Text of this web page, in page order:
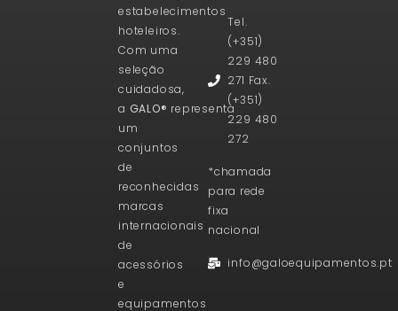
estabelecimentos
hoteleiros.
Com uma
seleção
cuidadosa,
a GALO® representa
um
conjuntos
de
reconhecidas
marcas
internacionais
de
acessórios
e
equipamentos
Tel.
(+351)
229 480
271 Fax.
(+351)
229 480
272
*chamada
para rede
fixa
nacional
info@galoequipamentos.pt